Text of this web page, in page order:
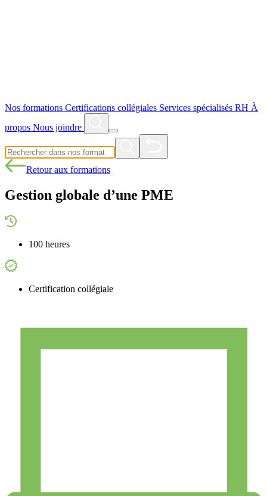
Nos formations Certifications collégiales Services spécialisés RH À
propos Nous joindre
Retour aux formations
Gestion globale d’une PME
100 heures
Certification collégiale